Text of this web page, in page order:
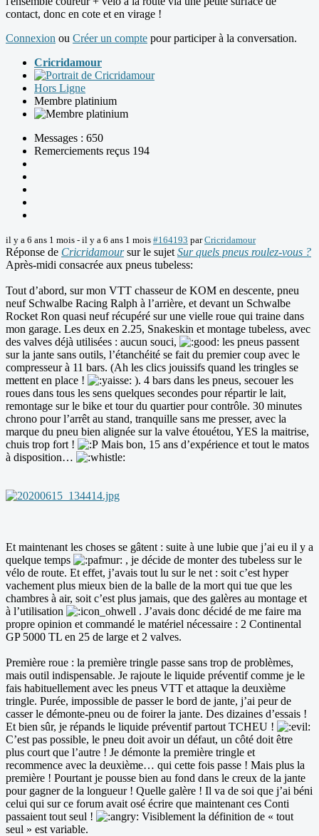
contact, donc en cote et en virage !
Connexion ou Créer un compte pour participer à la conversation.
Cricridamour
Hors Ligne
Membre platinium
Messages : 650
Remerciements reçus 194
il y a 6 ans 1 mois - il y a 6 ans 1 mois #164193 parCricridamour
Réponse de Cricridamoursur le sujet Sur quels pneus roulez-vous ?
Après-midi consacrée aux pneus tubeless:
Tout d’abord, sur mon VTT chasseur de KOM en descente, pneu
neuf Schwalbe Racing Ralph à l’arrière, et devant un Schwalbe
Rocket Ron quasi neuf récupéré sur une vielle roue qui traine dans
mon garage. Les deux en 2.25, Snakeskin et montage tubeless, avec
des valves déjà utilisées : aucun souci,
les pneus passent
sur la jante sans outils, l’étanchéité se fait du premier coup avec le
compresseur à 11 bars. (Ah les clics jouissifs quand les tringles se
mettent en place !
). 4 bars dans les pneus, secouer les
roues dans tous les sens quelques secondes pour répartir le lait,
remontage sur le bike et tour du quartier pour contrôle. 30 minutes
chrono pour l’arrêt au stand, tranquille sans me presser, avec la
marque du pneu bien alignée sur la valve étouétou, YES la maitrise,
chuis trop fort !
Mais bon, 15 ans d’expérience et tout le matos
à disposition…
Et maintenant les choses se gâtent : suite à une lubie que j’ai eu il y a
quelque temps
, je décide de monter des tubeless sur le
vélo de route. Et effet, j’avais tout lu sur le net : soit c’est hyper
vachement plus mieux bien de la balle de la mort qui tue que les
chambres à air, soit c’est plus jamais, que des galères au montage et
à l’utilisation
. J’avais donc décidé de me faire ma
propre opinion et commandé le matériel nécessaire : 2 Continental
GP 5000 TL en 25 de large et 2 valves.
Première roue : la première tringle passe sans trop de problèmes,
mais outil indispensable. Je rajoute le liquide préventif comme je le
fais habituellement avec les pneus VTT et attaque la deuxième
tringle. Purée, impossible de passer le bord de jante, j’ai peur de
casser le démonte-pneu ou de foirer la jante. Des dizaines d’essais !
Et bien sûr, je répands le liquide préventif partout TCHEU !
C’est pas possible, le pneu doit avoir un défaut, un côté doit être
plus court que l’autre ! Je démonte la première tringle et
recommence avec la deuxième… qui cette fois passe ! Mais plus la
première ! Pourtant je pousse bien au fond dans le creux de la jante
pour gagner de la longueur ! Quelle galère ! Il va de soi que j’ai béni
celui qui sur ce forum avait osé écrire que maintenant ces Conti
passaient tout seul !
Visiblement la définition de « tout
seul » est variable.